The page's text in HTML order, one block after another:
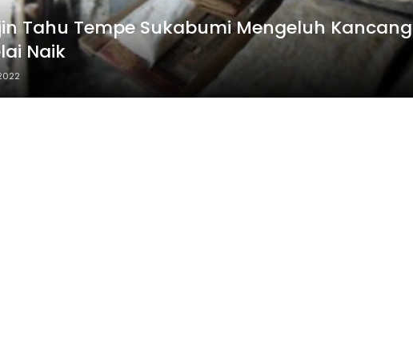
Tahu Tempe Sukabumi Mengeluh Kancang
Naik